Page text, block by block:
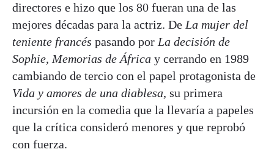
directores e hizo que los 80 fueran una de las
mejores décadas para la actriz. De La mujer del
teniente francés pasando por La decisión de
Sophie, Memorias de África y cerrando en 1989
cambiando de tercio con el papel protagonista de
Vida y amores de una diablesa, su primera
incursión en la comedia que la llevaría a papeles
que la crítica consideró menores y que reprobó
con fuerza.